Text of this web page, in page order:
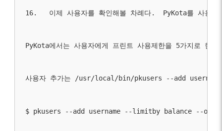
16.   이제 사용자를 확인해볼 차례다.  PyKota를 사용하
PyKota에서는 사용자에게 프린트 사용제한을 5가지로
사용자 추가는 /usr/local/bin/pkusers --add username 으
$ pkusers --add username --limitby balance --